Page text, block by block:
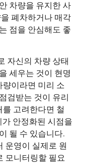
차량을 유지한 사
폐차하거나 매각
점을 안심해도 좋
자신의 차량 상태
세우는 것이 현명
이라면 미리 소
검받는 것이 유리
고려한다면 철
안정화된 시점을
될 수 있습니다.
운영이 실제로 원
모니터링할 필요